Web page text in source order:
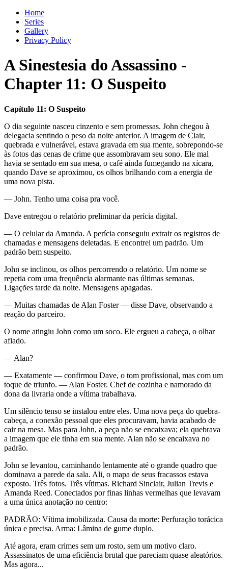
Home
Series
Gallery
Privacy Policy
A Sinestesia do Assassino -
Chapter 11: O Suspeito
Capítulo 11: O Suspeito
O dia seguinte nasceu cinzento e sem promessas. John chegou à
delegacia sentindo o peso da noite anterior. A imagem de Clair,
quebrada e vulnerável, estava gravada em sua mente, sobrepondo-se
às fotos das cenas de crime que assombravam seu sono. Ele mal
havia se sentado em sua mesa, o café ainda fumegando na xícara,
quando Dave se aproximou, os olhos brilhando com a energia de
uma nova pista.
— John. Tenho uma coisa pra você.
Dave entregou o relatório preliminar da perícia digital.
— O celular da Amanda. A perícia conseguiu extrair os registros de
chamadas e mensagens deletadas. E encontrei um padrão. Um
padrão bem suspeito.
John se inclinou, os olhos percorrendo o relatório. Um nome se
repetia com uma frequência alarmante nas últimas semanas.
Ligações tarde da noite. Mensagens apagadas.
— Muitas chamadas de Alan Foster — disse Dave, observando a
reação do parceiro.
O nome atingiu John como um soco. Ele ergueu a cabeça, o olhar
afiado.
— Alan?
— Exatamente — confirmou Dave, o tom profissional, mas com um
toque de triunfo. — Alan Foster. Chef de cozinha e namorado da
dona da livraria onde a vítima trabalhava.
Um silêncio tenso se instalou entre eles. Uma nova peça do quebra-
cabeça, a conexão pessoal que eles procuravam, havia acabado de
cair na mesa. Mas para John, a peça não se encaixava; ela quebrava
a imagem que ele tinha em sua mente. Alan não se encaixava no
padrão.
John se levantou, caminhando lentamente até o grande quadro que
dominava a parede da sala. Ali, o mapa de seus fracassos estava
exposto. Três fotos. Três vítimas. Richard Sinclair, Julian Trevis e
Amanda Reed. Conectados por finas linhas vermelhas que levavam
a uma única anotação no centro:
PADRÃO: Vítima imobilizada. Causa da morte: Perfuração torácica
única e precisa. Arma: Lâmina de gume duplo.
Até agora, eram crimes sem um rosto, sem um motivo claro.
Assassinatos de uma eficiência brutal que pareciam quase aleatórios.
Mas agora...